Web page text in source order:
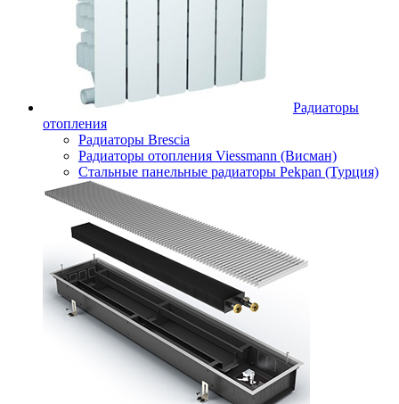
Радиаторы
отопления
Радиаторы Brescia
Радиаторы отопления Viessmann (Висман)
Стальные панельные радиаторы Pekpan (Турция)